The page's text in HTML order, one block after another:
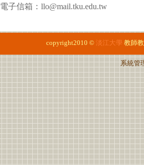
電子信箱：llo@mail.tku.edu.tw
copyright2010 © 淡江大學 教師
系統管